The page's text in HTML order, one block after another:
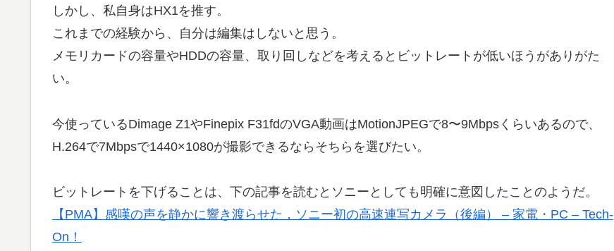
しかし、私自身はHX1を推す。
これまでの経験から、自分は編集はしないと思う。
メモリカードの容量やHDDの容量、取り回しなどを考えるとビットレートが低いほうがありがた
い。
今使っているDimage Z1やFinepix F31fdのVGA動画はMotionJPEGで8〜9Mbpsくらいあるので、
H.264で7Mbpsで1440×1080が撮影できるならそちらを選びたい。
ビットレートを下げることは、下の記事を読むとソニーとしても明確に意図したことのようだ。
【PMA】感嘆の声を静かに響き渡らせた，ソニー初の高速連写カメラ（後編） – 家電・PC – Tech-
On！